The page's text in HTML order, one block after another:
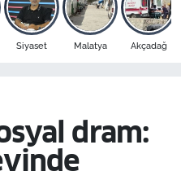
Siyaset Malatya Akçadağ
dram:
ve Fikstür